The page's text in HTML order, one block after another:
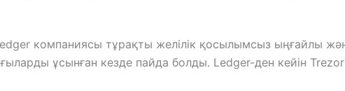
компаниясы тұрақты желілік қосылымсыз ыңғайлы
ұсынған кезде пайда болды. Ledger-ден кейін